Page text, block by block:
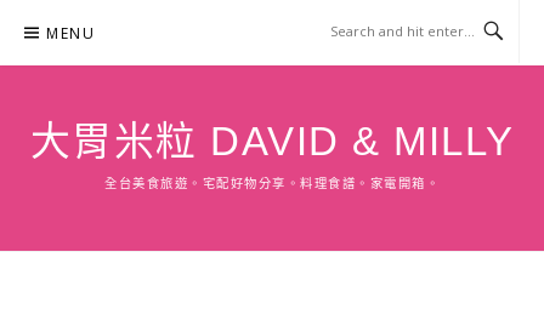
content
MENU
大胃米粒 DAVID & MILLY
全台美食旅遊。宅配好物分享。料理食譜。家電開箱。